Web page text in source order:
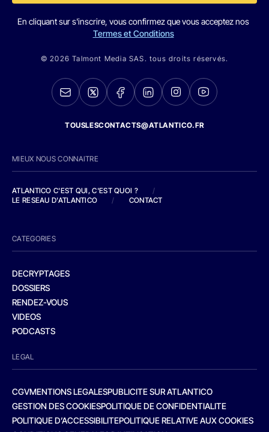
En cliquant sur s'inscrire, vous confirmez que vous acceptez nos
Termes et Conditions
© 2026 Talmont Media SAS. tous droits réservés.
TOUSLESCONTACTS@ATLANTICO.FR
MIEUX NOUS CONNAITRE
ATLANTICO C'EST QUI, C'EST QUOI ?
/
LE RESEAU D'ATLANTICO
/ CONTACT
CATEGORIES
DECRYPTAGES
DOSSIERS
RENDEZ-VOUS
VIDEOS
PODCASTS
LEGAL
CGVMENTIONS LEGALESPUBLICITE SUR ATLANTICO
GESTION DES COOKIESPOLITIQUE DE CONFIDENTIALITE
POLITIQUE D’ACCESSIBILITEPOLITIQUE RELATIVE AUX COOKIES